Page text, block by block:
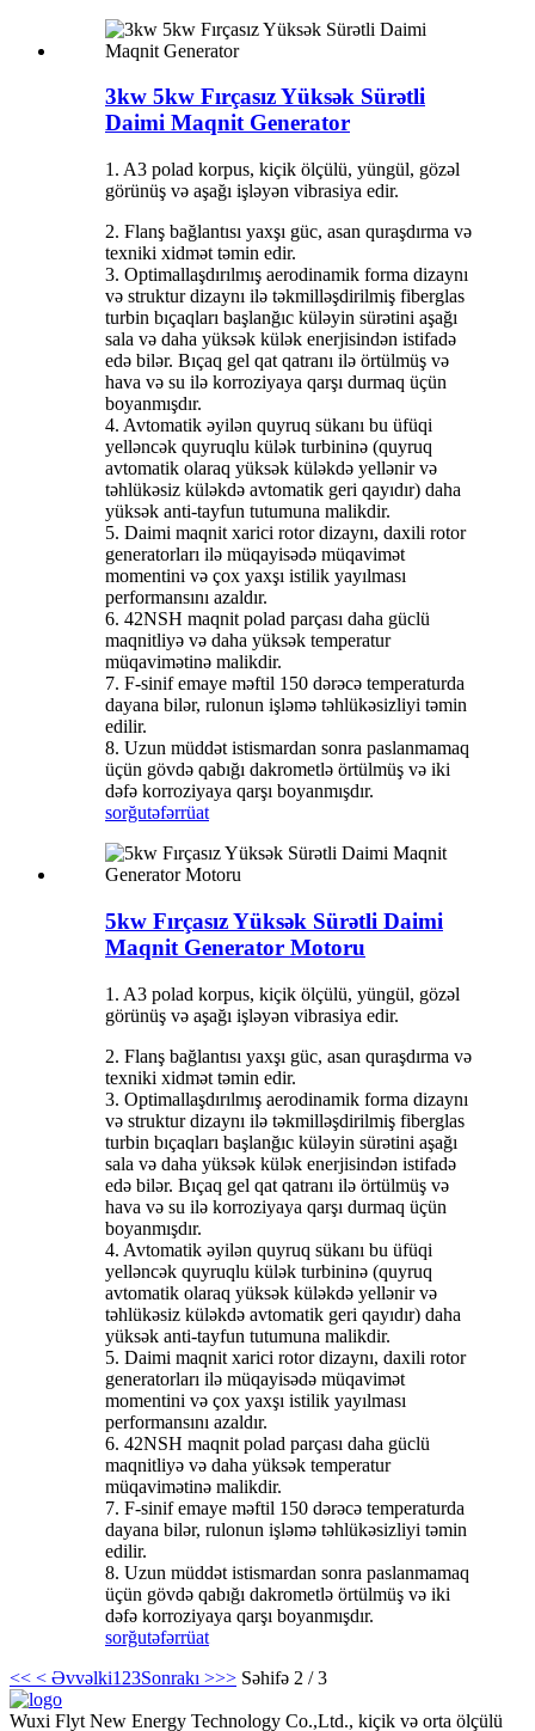
3kw 5kw Fırçasız Yüksək Sürətli
Daimi Maqnit Generator
1. A3 polad korpus, kiçik ölçülü, yüngül, gözəl
görünüş və aşağı işləyən vibrasiya edir.
2. Flanş bağlantısı yaxşı güc, asan quraşdırma və
texniki xidmət təmin edir.
3. Optimallaşdırılmış aerodinamik forma dizaynı
və struktur dizaynı ilə təkmilləşdirilmiş fiberglas
turbin bıçaqları başlanğıc küləyin sürətini aşağı
sala və daha yüksək külək enerjisindən istifadə
edə bilər. Bıçaq gel qat qatranı ilə örtülmüş və
hava və su ilə korroziyaya qarşı durmaq üçün
boyanmışdır.
4. Avtomatik əyilən quyruq sükanı bu üfüqi
yelləncək quyruqlu külək turbininə (quyruq
avtomatik olaraq yüksək küləkdə yellənir və
təhlükəsiz küləkdə avtomatik geri qayıdır) daha
yüksək anti-tayfun tutumuna malikdir.
5. Daimi maqnit xarici rotor dizaynı, daxili rotor
generatorları ilə müqayisədə müqavimət
momentini və çox yaxşı istilik yayılması
performansını azaldır.
6. 42NSH maqnit polad parçası daha güclü
maqnitliyə və daha yüksək temperatur
müqavimətinə malikdir.
7. F-sinif emaye məftil 150 dərəcə temperaturda
dayana bilər, rulonun işləmə təhlükəsizliyi təmin
edilir.
8. Uzun müddət istismardan sonra paslanmamaq
üçün gövdə qabığı dakrometlə örtülmüş və iki
dəfə korroziyaya qarşı boyanmışdır.
sorğutəfərrüat
5kw Fırçasız Yüksək Sürətli Daimi
Maqnit Generator Motoru
1. A3 polad korpus, kiçik ölçülü, yüngül, gözəl
görünüş və aşağı işləyən vibrasiya edir.
2. Flanş bağlantısı yaxşı güc, asan quraşdırma və
texniki xidmət təmin edir.
3. Optimallaşdırılmış aerodinamik forma dizaynı
və struktur dizaynı ilə təkmilləşdirilmiş fiberglas
turbin bıçaqları başlanğıc küləyin sürətini aşağı
sala və daha yüksək külək enerjisindən istifadə
edə bilər. Bıçaq gel qat qatranı ilə örtülmüş və
hava və su ilə korroziyaya qarşı durmaq üçün
boyanmışdır.
4. Avtomatik əyilən quyruq sükanı bu üfüqi
yelləncək quyruqlu külək turbininə (quyruq
avtomatik olaraq yüksək küləkdə yellənir və
təhlükəsiz küləkdə avtomatik geri qayıdır) daha
yüksək anti-tayfun tutumuna malikdir.
5. Daimi maqnit xarici rotor dizaynı, daxili rotor
generatorları ilə müqayisədə müqavimət
momentini və çox yaxşı istilik yayılması
performansını azaldır.
6. 42NSH maqnit polad parçası daha güclü
maqnitliyə və daha yüksək temperatur
müqavimətinə malikdir.
7. F-sinif emaye məftil 150 dərəcə temperaturda
dayana bilər, rulonun işləmə təhlükəsizliyi təmin
edilir.
8. Uzun müddət istismardan sonra paslanmamaq
üçün gövdə qabığı dakrometlə örtülmüş və iki
dəfə korroziyaya qarşı boyanmışdır.
sorğutəfərrüat
<< < Əvvəlki1 23Sonrakı >>> Səhifə 2 / 3
Wuxi Flyt New Energy Technology Co.,Ltd., kiçik və orta ölçülü